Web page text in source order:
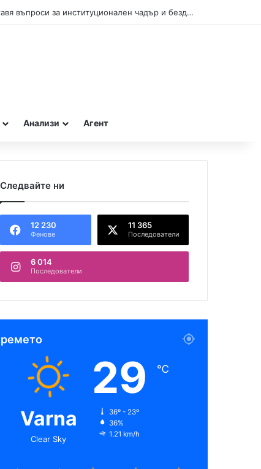
Кой прикрива нарушенията при туристическите влакчета в Бургас? Сигнал поставя въпроси за институционален чадър и бездействие на контролните органи.
Анализи Агент
Следвайте ни
12 230
Фенове
11 365
Последователи
6 014
Последователи
Varna
Clear Sky
29 ℃
36º - 23º
36%
1.21 km/h